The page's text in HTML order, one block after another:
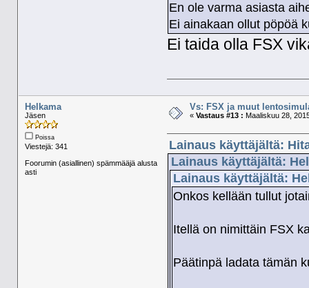
En ole varma asiasta
Ei ainakaan ollut pöpöä
Ei taida olla FSX
Helkama
Jäsen
Poissa
Viestejä: 341
Foorumin (asiallinen) spämmääjä alusta
asti
Vs: FSX ja muut
« Vastaus #13 : Maaliskuu 28,
Lainaus käyttäjältä:
Lainaus käyttäjältä:
Lainaus käyttäjältä:
Onkos kellään tullut
Itellä on nimittäin FSX
Päätinpä ladata tämän